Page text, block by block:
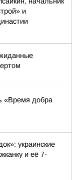
и
«Время добра
украинские
и её 7-